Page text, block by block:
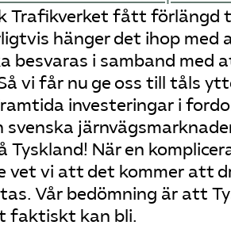
Trafikverket fått förlängd
hänger det ihop med
besvaras i samband med
vi får nu ge oss till tåls
investeringar i
Tyskland! När en
vet vi att det kommer att
Vår bedömning är att
faktiskt kan bli.